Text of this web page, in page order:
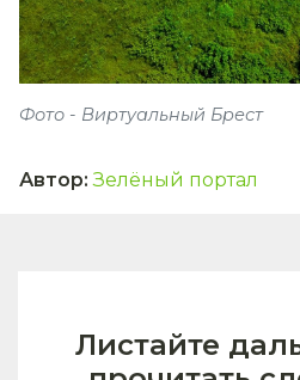
Фото - Виртуальный Брест
Автор: Зелёный портал
Листайте